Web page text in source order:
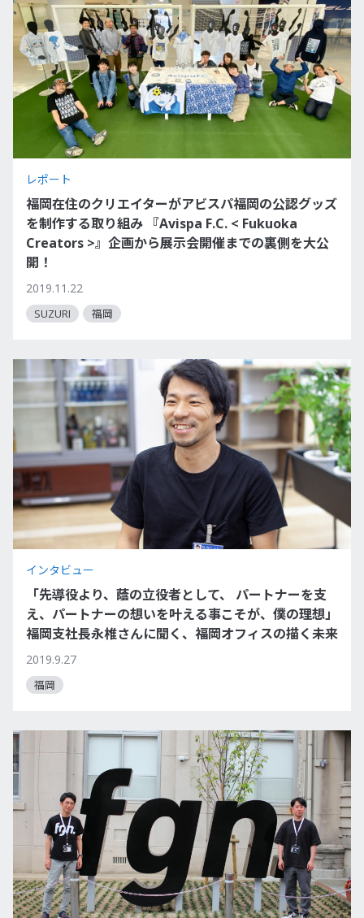
レポート
福岡在住のクリエイターがアビスパ福岡の公認グッズ
を制作する取り組み 『Avispa F.C. < Fukuoka
Creators >』企画から展示会開催までの裏側を大公
開！
2019.11.22
SUZURI 福岡
インタビュー
「先導役より、蔭の立役者として、 パートナーを支
え、パートナーの想いを叶える事こそが、僕の理想」
福岡支社長永椎さんに聞く、福岡オフィスの描く未来
2019.9.27
福岡